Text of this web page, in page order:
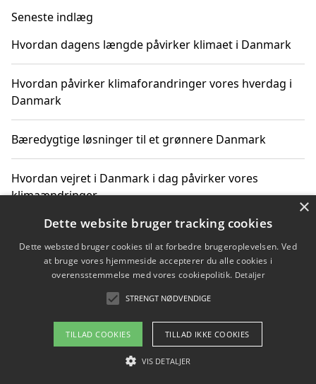
Seneste indlæg
Hvordan dagens længde påvirker klimaet i Danmark
Hvordan påvirker klimaforandringer vores hverdag i
Danmark
Bæredygtige løsninger til et grønnere Danmark
Hvordan vejret i Danmark i dag påvirker vores
klimaændringer
Hvordan klimaændringer påvirker danske unges
gaveønsker
Om / kontakt
Blog Betingelser
×
Dette website bruger tracking cookies
Dette websted bruger cookies til at forbedre brugeroplevelsen. Ved
at bruge vores hjemmeside accepterer du alle cookies i
overensstemmelse med vores cookiepolitik. Detaljer
STRENGT NØDVENDIGE
TILLAD COOKIES TILLAD IKKE COOKIES
VIS DETALJER